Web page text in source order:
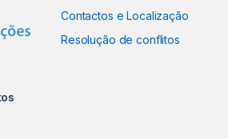
Contactos e Localização
Resolução de conflitos